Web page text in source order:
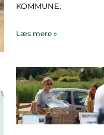
KOMMUNE:
Læs mere »